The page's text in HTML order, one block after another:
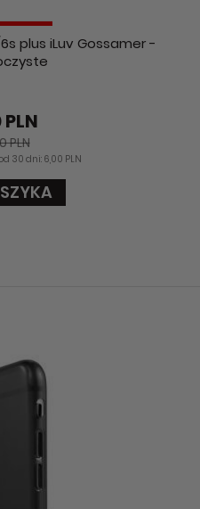
plus iLuv Gossamer -
PLN
30 dni: 6,00 PLN